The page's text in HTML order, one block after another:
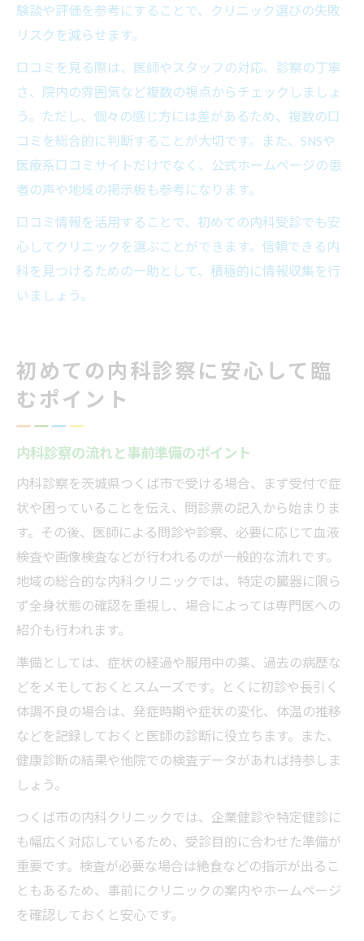
験談や評価を参考にすることで、クリニック選びの失敗
リスクを減らせます。
口コミを見る際は、医師やスタッフの対応、診察の丁寧
さ、院内の雰囲気など複数の視点からチェックしましょ
う。ただし、個々の感じ方には差があるため、複数の口
コミを総合的に判断することが大切です。また、SNSや
医療系口コミサイトだけでなく、公式ホームページの患
者の声や地域の掲示板も参考になります。
口コミ情報を活用することで、初めての内科受診でも安
心してクリニックを選ぶことができます。信頼できる内
科を見つけるための一助として、積極的に情報収集を行
いましょう。
初めての内科診察に安心して臨
むポイント
内科診察の流れと事前準備のポイント
内科診察を茨城県つくば市で受ける場合、まず受付で症
状や困っていることを伝え、問診票の記入から始まりま
す。その後、医師による問診や診察、必要に応じて血液
検査や画像検査などが行われるのが一般的な流れです。
地域の総合的な内科クリニックでは、特定の臓器に限ら
ず全身状態の確認を重視し、場合によっては専門医への
紹介も行われます。
準備としては、症状の経過や服用中の薬、過去の病歴な
どをメモしておくとスムーズです。とくに初診や長引く
体調不良の場合は、発症時期や症状の変化、体温の推移
などを記録しておくと医師の診断に役立ちます。また、
健康診断の結果や他院での検査データがあれば持参しま
しょう。
つくば市の内科クリニックでは、企業健診や特定健診に
も幅広く対応しているため、受診目的に合わせた準備が
重要です。検査が必要な場合は絶食などの指示が出るこ
ともあるため、事前にクリニックの案内やホームページ
を確認しておくと安心です。